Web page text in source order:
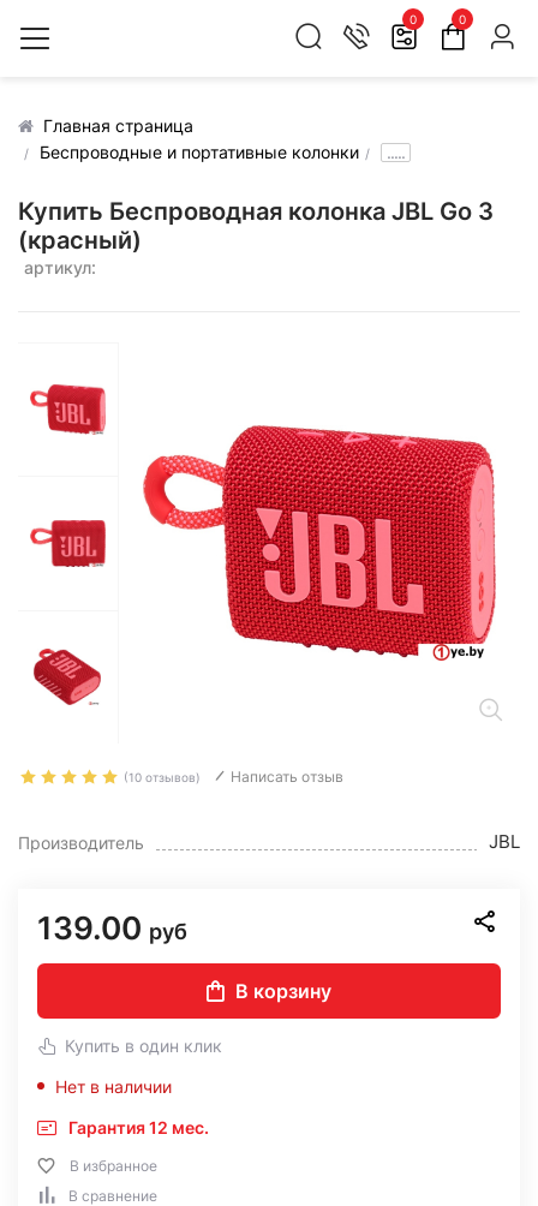
0 0
Главная страница
Беспроводные и портативные колонки
.....
Купить Беспроводная колонка JBL Go 3
(красный)
артикул:
(10 отзывов) Написать отзыв
Производитель JBL
139.00 руб
В корзину
Купить в один клик
Нет в наличии
Гарантия 12 мес.
В избранное
В сравнение